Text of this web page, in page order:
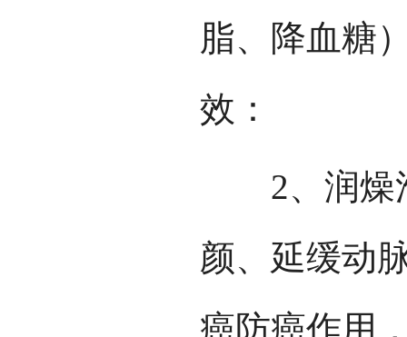
脂、降血糖
效：
2、润燥滑
颜、延缓动
癌防癌作用